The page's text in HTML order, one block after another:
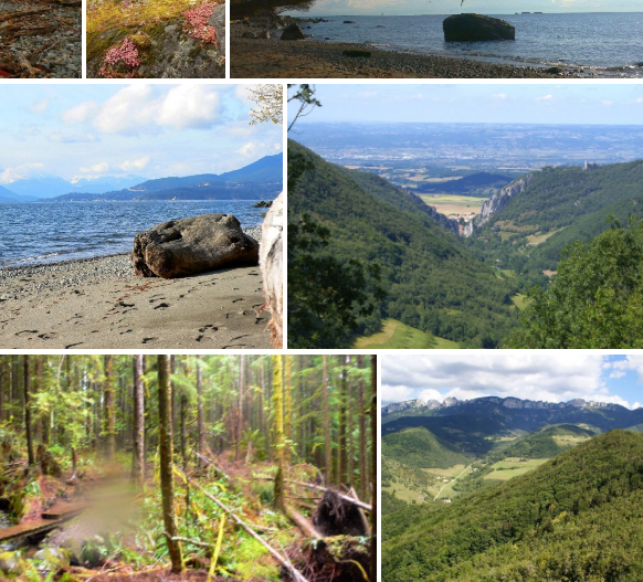
Vancouver nature Vancouver océan
Vancouver plage Pelafol